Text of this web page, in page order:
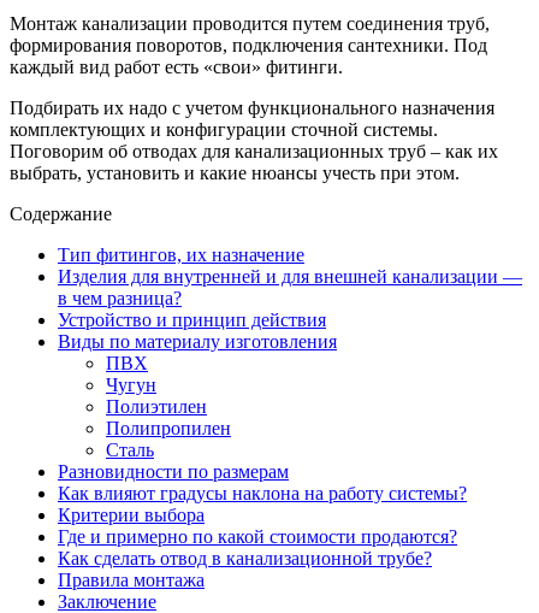
Монтаж канализации проводится путем соединения труб,
формирования поворотов, подключения сантехники. Под
каждый вид работ есть «свои» фитинги.
Подбирать их надо с учетом функционального назначения
комплектующих и конфигурации сточной системы.
Поговорим об отводах для канализационных труб – как их
выбрать, установить и какие нюансы учесть при этом.
Содержание
Тип фитингов, их назначение
Изделия для внутренней и для внешней канализации —
в чем разница?
Устройство и принцип действия
Виды по материалу изготовления
ПВХ
Чугун
Полиэтилен
Полипропилен
Сталь
Разновидности по размерам
Как влияют градусы наклона на работу системы?
Критерии выбора
Где и примерно по какой стоимости продаются?
Как сделать отвод в канализационной трубе?
Правила монтажа
Заключение